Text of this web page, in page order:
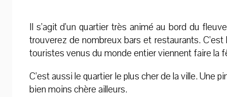
Il s’agit d’un quartier très animé au bord du
trouverez de nombreux bars et restaurants.
touristes venus du monde entier viennent faire la
C’est aussi le quartier le plus cher de la ville. Une
bien moins chère ailleurs.